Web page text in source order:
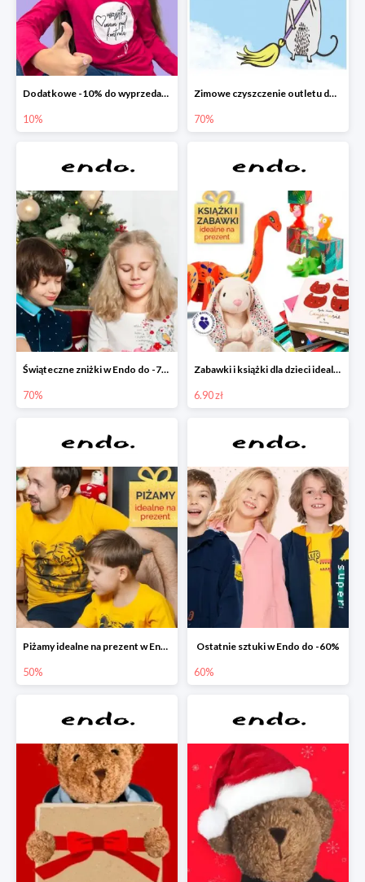
Dodatkowe -10% do wyprzedaży w Endo
10%
Zimowe czyszczenie outletu do -70%
70%
Świąteczne zniżki w Endo do -70%
70%
Zabawki i książki dla dzieci idealne na prezent w Endo od 6,90 zł
6.90 zł
Piżamy idealne na prezent w Endo do -50%
50%
Ostatnie sztuki w Endo do -60%
60%